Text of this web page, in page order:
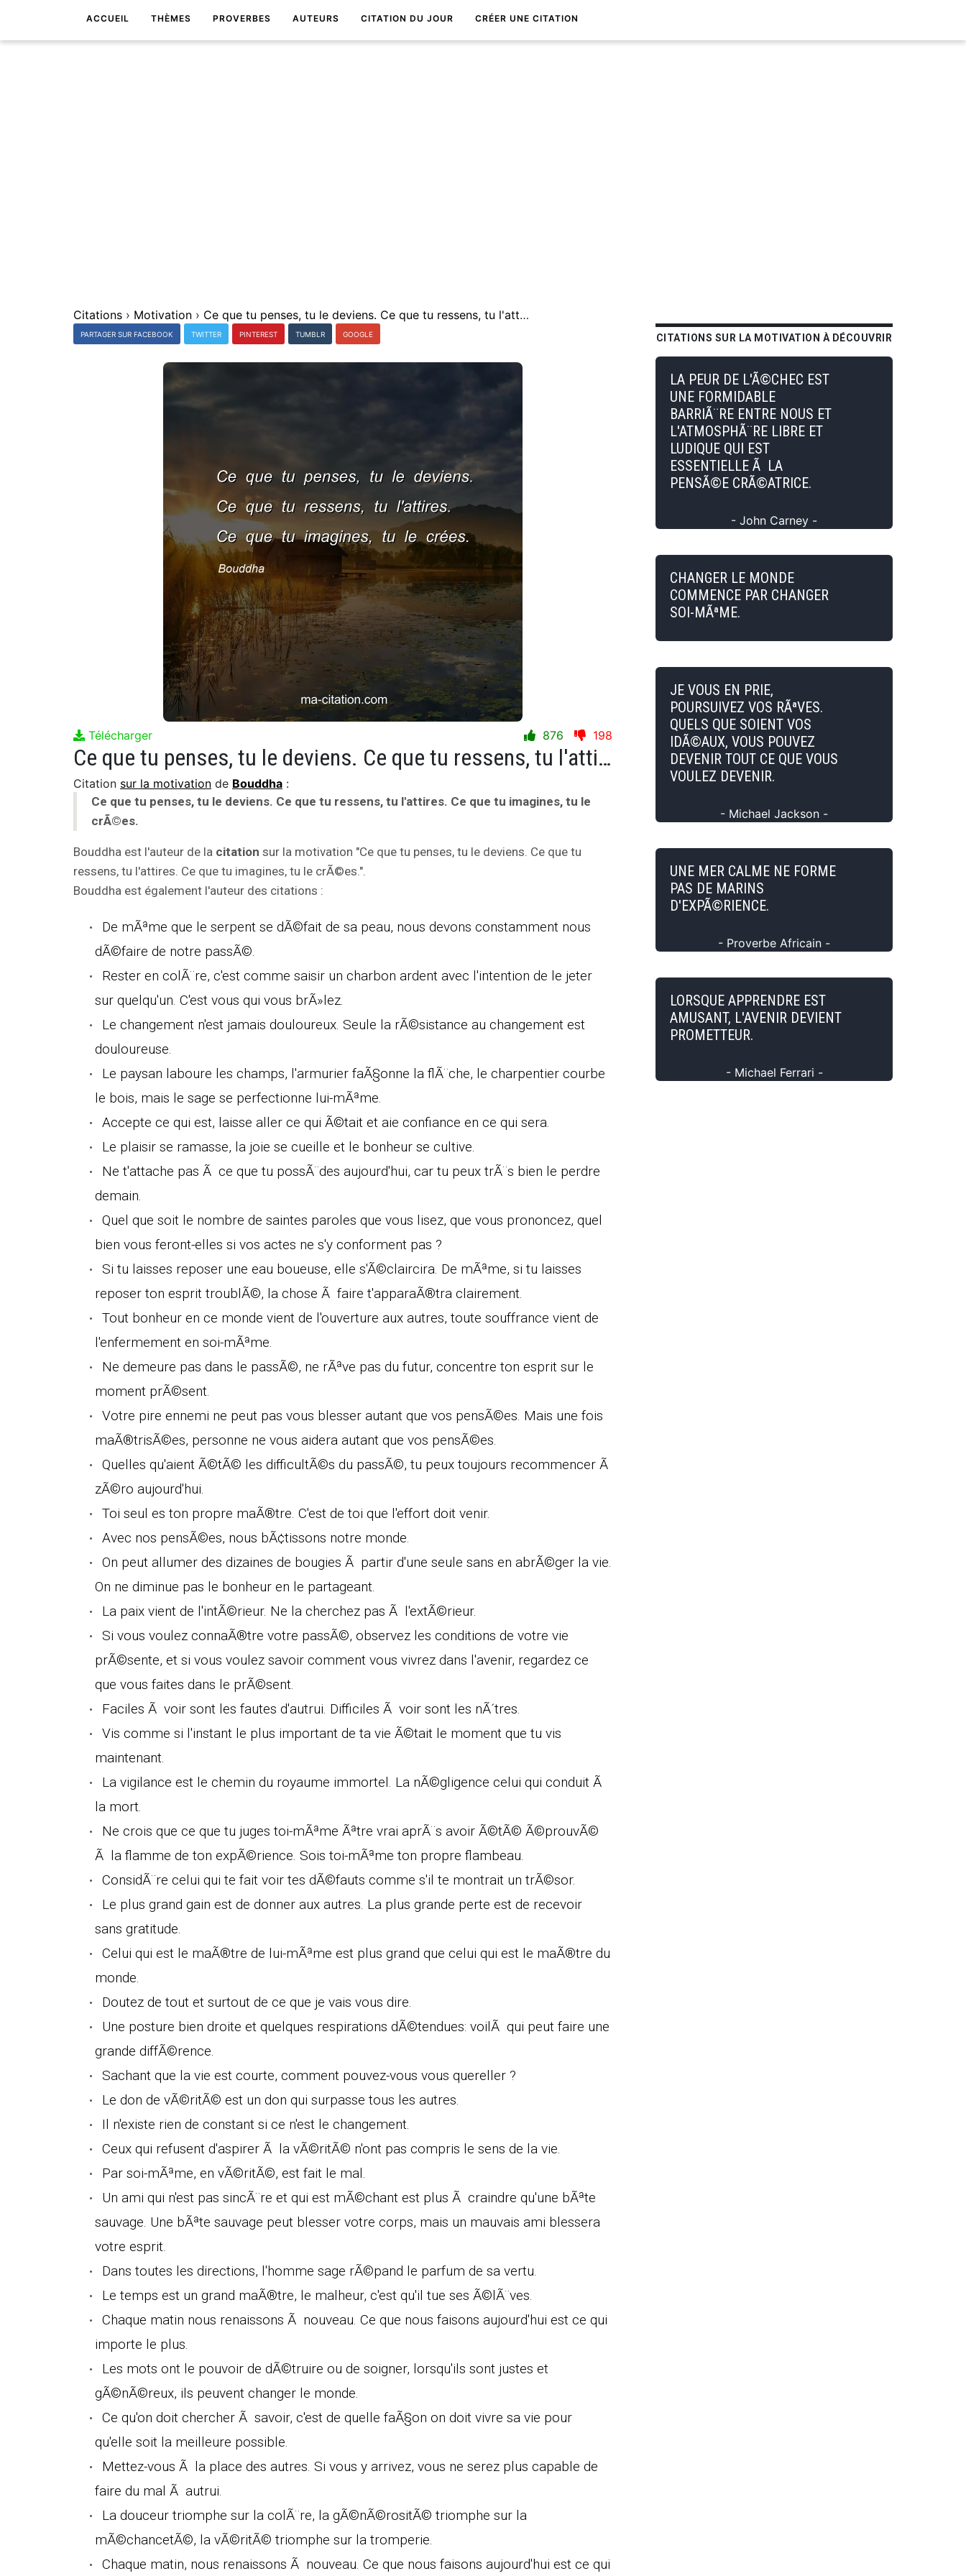
ACCUEIL THÈMES PROVERBES AUTEURS CITATION DU JOUR CRÉER UNE CITATION
Citations › Motivation › Ce que tu penses, tu le deviens. Ce que tu ressens, tu l'attires. Ce que tu imagines, tu le crÃ©es.
PARTAGER SUR FACEBOOK TWITTER PINTEREST TUMBLR GOOGLE
Télécharger 876 198
Ce que tu penses, tu le deviens. Ce que tu ressens, tu l'attires. Ce que tu imagines, tu le crÃ©es.
Citation sur la motivation de Bouddha :
Ce que tu penses, tu le deviens. Ce que tu ressens, tu l'attires. Ce que tu imagines, tu le
crÃ©es.
Bouddha est l'auteur de la citation sur la motivation "Ce que tu penses, tu le deviens. Ce que tu
ressens, tu l'attires. Ce que tu imagines, tu le crÃ©es.".
Bouddha est également l'auteur des citations :
De mÃªme que le serpent se dÃ©fait de sa peau, nous devons constamment nous
dÃ©faire de notre passÃ©.
Rester en colÃ¨re, c'est comme saisir un charbon ardent avec l'intention de le jeter
sur quelqu'un. C'est vous qui vous brÃ»lez.
Le changement n'est jamais douloureux. Seule la rÃ©sistance au changement est
douloureuse.
Le paysan laboure les champs, l'armurier faÃ§onne la flÃ¨che, le charpentier courbe
le bois, mais le sage se perfectionne lui-mÃªme.
Accepte ce qui est, laisse aller ce qui Ã©tait et aie confiance en ce qui sera.
Le plaisir se ramasse, la joie se cueille et le bonheur se cultive.
Ne t'attache pas Ã ce que tu possÃ¨des aujourd'hui, car tu peux trÃ¨s bien le perdre
demain.
Quel que soit le nombre de saintes paroles que vous lisez, que vous prononcez, quel
bien vous feront-elles si vos actes ne s'y conforment pas ?
Si tu laisses reposer une eau boueuse, elle s'Ã©claircira. De mÃªme, si tu laisses
reposer ton esprit troublÃ©, la chose Ã faire t'apparaÃ®tra clairement.
Tout bonheur en ce monde vient de l'ouverture aux autres, toute souffrance vient de
l'enfermement en soi-mÃªme.
Ne demeure pas dans le passÃ©, ne rÃªve pas du futur, concentre ton esprit sur le
moment prÃ©sent.
Votre pire ennemi ne peut pas vous blesser autant que vos pensÃ©es. Mais une fois
maÃ®trisÃ©es, personne ne vous aidera autant que vos pensÃ©es.
Quelles qu'aient Ã©tÃ© les difficultÃ©s du passÃ©, tu peux toujours recommencer Ã
zÃ©ro aujourd'hui.
Toi seul es ton propre maÃ®tre. C'est de toi que l'effort doit venir.
Avec nos pensÃ©es, nous bÃ¢tissons notre monde.
On peut allumer des dizaines de bougies Ã partir d'une seule sans en abrÃ©ger la vie.
On ne diminue pas le bonheur en le partageant.
La paix vient de l'intÃ©rieur. Ne la cherchez pas Ã l'extÃ©rieur.
Si vous voulez connaÃ®tre votre passÃ©, observez les conditions de votre vie
prÃ©sente, et si vous voulez savoir comment vous vivrez dans l'avenir, regardez ce
que vous faites dans le prÃ©sent.
Faciles Ã voir sont les fautes d'autrui. Difficiles Ã voir sont les nÃ´tres.
Vis comme si l'instant le plus important de ta vie Ã©tait le moment que tu vis
maintenant.
La vigilance est le chemin du royaume immortel. La nÃ©gligence celui qui conduit Ã
la mort.
Ne crois que ce que tu juges toi-mÃªme Ãªtre vrai aprÃ¨s avoir Ã©tÃ© Ã©prouvÃ©
Ã la flamme de ton expÃ©rience. Sois toi-mÃªme ton propre flambeau.
ConsidÃ¨re celui qui te fait voir tes dÃ©fauts comme s'il te montrait un trÃ©sor.
Le plus grand gain est de donner aux autres. La plus grande perte est de recevoir
sans gratitude.
Celui qui est le maÃ®tre de lui-mÃªme est plus grand que celui qui est le maÃ®tre du
monde.
Doutez de tout et surtout de ce que je vais vous dire.
Une posture bien droite et quelques respirations dÃ©tendues: voilÃ qui peut faire une
grande diffÃ©rence.
Sachant que la vie est courte, comment pouvez-vous vous quereller ?
Le don de vÃ©ritÃ© est un don qui surpasse tous les autres.
Il n'existe rien de constant si ce n'est le changement.
Ceux qui refusent d'aspirer Ã la vÃ©ritÃ© n'ont pas compris le sens de la vie.
Par soi-mÃªme, en vÃ©ritÃ©, est fait le mal.
Un ami qui n'est pas sincÃ¨re et qui est mÃ©chant est plus Ã craindre qu'une bÃªte
sauvage. Une bÃªte sauvage peut blesser votre corps, mais un mauvais ami blessera
votre esprit.
Dans toutes les directions, l'homme sage rÃ©pand le parfum de sa vertu.
Le temps est un grand maÃ®tre, le malheur, c'est qu'il tue ses Ã©lÃ¨ves.
Chaque matin nous renaissons Ã nouveau. Ce que nous faisons aujourd'hui est ce qui
importe le plus.
Les mots ont le pouvoir de dÃ©truire ou de soigner, lorsqu'ils sont justes et
gÃ©nÃ©reux, ils peuvent changer le monde.
Ce qu'on doit chercher Ã savoir, c'est de quelle faÃ§on on doit vivre sa vie pour
qu'elle soit la meilleure possible.
Mettez-vous Ã la place des autres. Si vous y arrivez, vous ne serez plus capable de
faire du mal Ã autrui.
La douceur triomphe sur la colÃ¨re, la gÃ©nÃ©rositÃ© triomphe sur la
mÃ©chancetÃ©, la vÃ©ritÃ© triomphe sur la tromperie.
Chaque matin, nous renaissons Ã nouveau. Ce que nous faisons aujourd'hui est ce qui
CITATIONS SUR LA MOTIVATION À DÉCOUVRIR
LA PEUR DE L'Ã©CHEC EST
UNE FORMIDABLE
BARRIÃ¨RE ENTRE NOUS ET
L'ATMOSPHÃ¨RE LIBRE ET
LUDIQUE QUI EST
ESSENTIELLE Ã LA
PENSÃ©E CRÃ©ATRICE.
- John Carney -
CHANGER LE MONDE
COMMENCE PAR CHANGER
SOI-MÃªME.
JE VOUS EN PRIE,
POURSUIVEZ VOS RÃªVES.
QUELS QUE SOIENT VOS
IDÃ©AUX, VOUS POUVEZ
DEVENIR TOUT CE QUE VOUS
VOULEZ DEVENIR.
- Michael Jackson -
UNE MER CALME NE FORME
PAS DE MARINS
D'EXPÃ©RIENCE.
- Proverbe Africain -
LORSQUE APPRENDRE EST
AMUSANT, L'AVENIR DEVIENT
PROMETTEUR.
- Michael Ferrari -